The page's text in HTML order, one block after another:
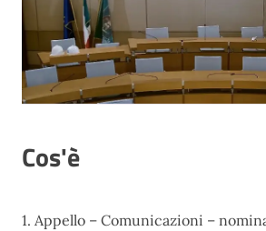
Cos'è
1. Appello – Comunicazioni –